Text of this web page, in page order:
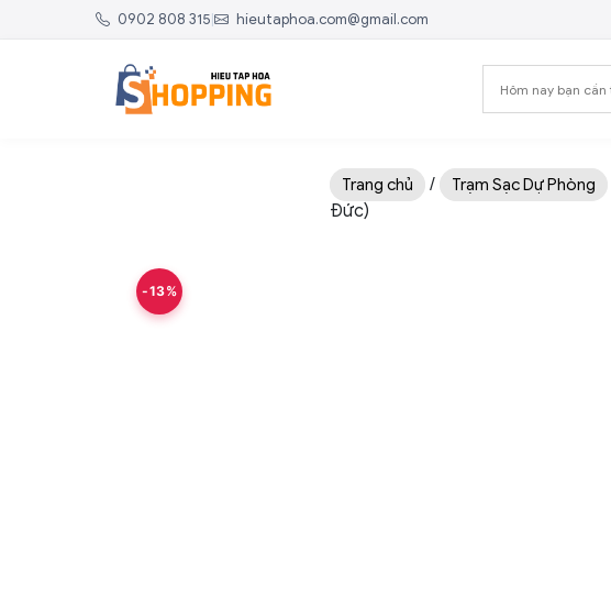
0902 808 315| hieutaphoa.com@gmail.com
Trang chủ / Trạm Sạc Dự Phòng
Đức)
-13%